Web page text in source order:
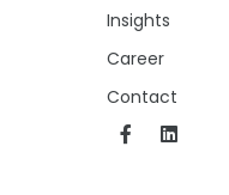
Insights
Career
Contact